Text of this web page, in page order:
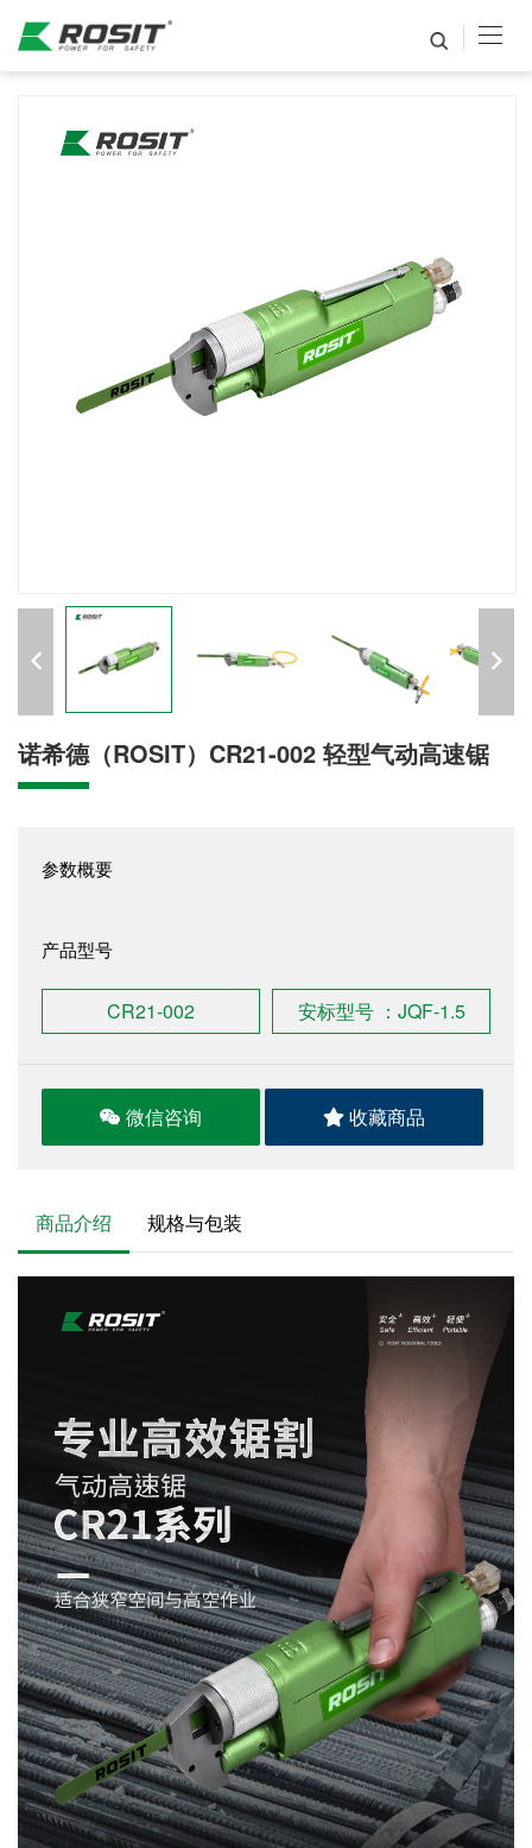
诺希德（ROSIT）CR21-002 轻型气动高速锯
参数概要
产品型号
CR21-002 安标型号 ：JQF-1.5
微信咨询 收藏商品
商品介绍 规格与包装